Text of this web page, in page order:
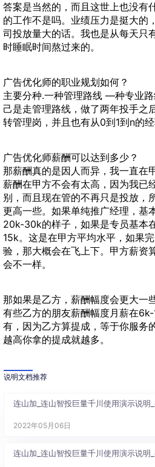
答案是当然的，而且这世上也没有
的工作不是吗。业绩压力是挺大的
司投放量大的话。我也是从每天只
时睡眠时间熬过来的。
广告优化师的职业规划如何？
主要分种.一种管理路线 —种专业路
己是走管理路线，做了两年投手之
转管理岗，并且也有从0到1到n的经
广告优化师薪酬可以达到多少？
那薪酬真的是因人而异，我一直在
薪酬在甲方不会有太高，因为我已
别，而且现在管的不再只是投放，
更高一些。如果单纯推广经理，基
20k-30k的样子，如果是专员基本
15k。这是在甲方平均水平，如果
验，那大概会在飞上下。甲方薪资
会不一样。
那如果是乙方，薪酬幅度会更大一
有些乙方的朋友薪酬幅度月薪在
有，因为乙方算提成，等于你服务
越高你拿的提成就越多。
说明文档推荐
连山加_连山智投巨量千川使用演示说明
2022年05月06日
连山加_连山智投巨量千川使用演示说明